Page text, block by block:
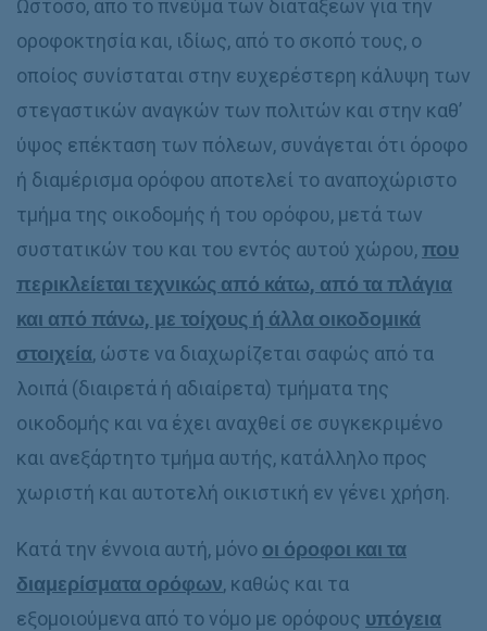
Ωστόσο, από το πνεύμα των διατάξεων για την
οροφοκτησία και, ιδίως, από το σκοπό τους, ο
οποίος συνίσταται στην ευχερέστερη κάλυψη των
στεγαστικών αναγκών των πολιτών και στην καθ’
ύψος επέκταση των πόλεων, συνάγεται ότι όροφο
ή διαμέρισμα ορόφου αποτελεί το αναποχώριστο
τμήμα της οικοδομής ή του ορόφου, μετά των
συστατικών του και του εντός αυτού χώρου,που
περικλείεται τεχνικώς από κάτω, από τα πλάγια
και από πάνω, με τοίχους ή άλλα οικοδομικά
στοιχεία, ώστε να διαχωρίζεται σαφώς από τα
λοιπά (διαιρετά ή αδιαίρετα) τμήματα της
οικοδομής και να έχει αναχθεί σε συγκεκριμένο
και ανεξάρτητο τμήμα αυτής, κατάλληλο προς
χωριστή και αυτοτελή οικιστική εν γένει χρήση.
Κατά την έννοια αυτή, μόνο οι όροφοι και τα
διαμερίσματα ορόφων, καθώς και τα
εξομοιούμενα από το νόμο με ορόφους υπόγεια